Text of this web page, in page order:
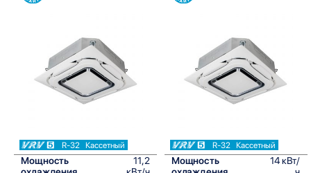
Сравнить
R-32 Кассетный
Мощность
11,2
Сравнить
R-32 Кассетный
Мощность
14 кВт/